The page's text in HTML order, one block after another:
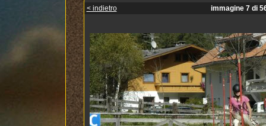
< indietro immagine 7 di